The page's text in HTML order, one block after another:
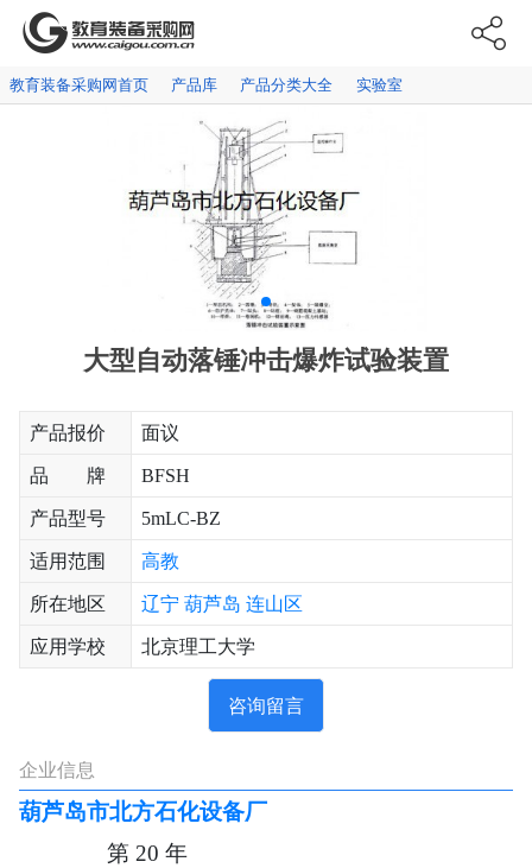
教育装备采购网首页 产品库 产品分类大全 实验室
大型自动落锤冲击爆炸试验装置
产品报价 面议
品 牌 BFSH
产品型号 5mLC-BZ
适用范围 高教
所在地区 辽宁 葫芦岛 连山区
应用学校 北京理工大学
咨询留言
企业信息
葫芦岛市北方石化设备厂
第 20 年